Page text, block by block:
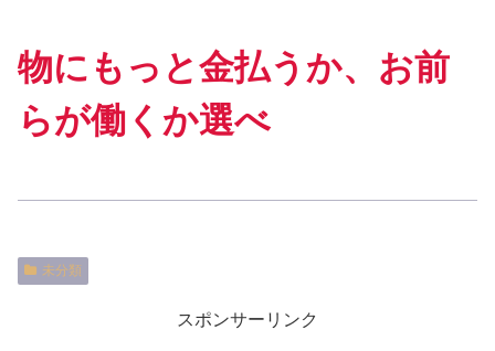
物にもっと金払うか、お前
らが働くか選べ
未分類
スポンサーリンク